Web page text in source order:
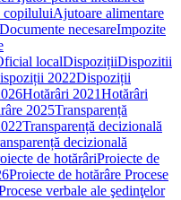
copiluluiAjutoare alimentare
Documente necesareImpozite
localDispozițiiDispozitii
2022Dispoziții
Hotărâri 2021Hotărâri
2025Transparență
Transparență decizională
decizională
de hotărâriProiecte de
Proiecte de hotărâre Procese
verbale ale şedinţelor